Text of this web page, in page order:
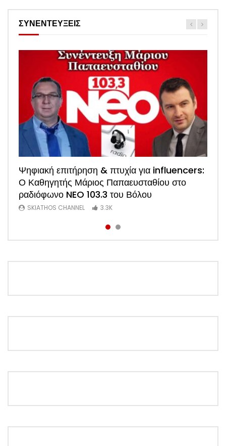
ΣΥΝΕΝΤΕΥΞΕΙΣ
Ψηφιακή επιτήρηση & πτυχία για influencers:
Ο Καθηγητής Μάριος Παπαευσταθίου στο
ραδιόφωνο NEO 103.3 του Βόλου
SKIATHOS CHANNEL 3.3K
ΑΠΟΚΛΕΙΣΤΙΚΟ: Η πρώτη συνέντευξη του
νέου Προέδρου Ξενοδόχων Σκιάθου Άκη
Τσαρούχη (Video)
SKIATHOS CHANNEL 1